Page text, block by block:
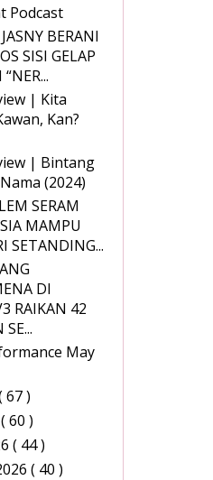
Podcast
BERANI
SISI GELAP
| Kita
Kan?
| Bintang
(2024)
SERAM
MAMPU
SETANDING...
DI
RAIKAN 42
May
67 )
( 60 )
( 44 )
( 40 )